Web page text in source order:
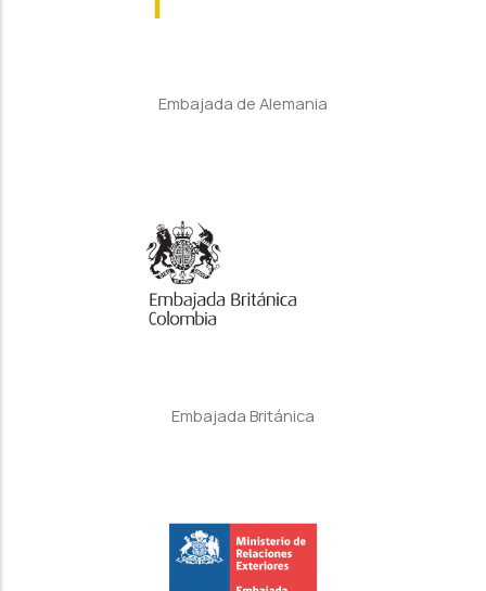
Embajada de Alemania
Embajada Británica